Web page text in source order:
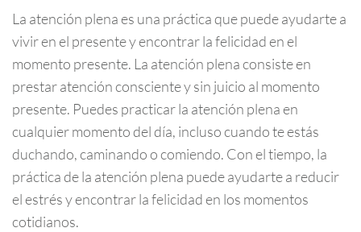
La atención plena es una práctica que puede ayudarte a
vivir en el presente y encontrar la felicidad en el
momento presente. La atención plena consiste en
prestar atención consciente y sin juicio al momento
presente. Puedes practicar la atención plena en
cualquier momento del día, incluso cuando te estás
duchando, caminando o comiendo. Con el tiempo, la
práctica de la atención plena puede ayudarte a reducir
el estrés y encontrar la felicidad en los momentos
cotidianos.